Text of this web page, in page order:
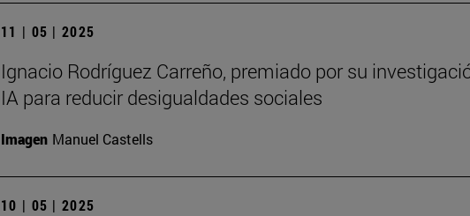
11 | 05 | 2025
Ignacio Rodríguez Carreño, premiado por su
IA para reducir desigualdades sociales
Imagen Manuel Castells
10 | 05 | 2025